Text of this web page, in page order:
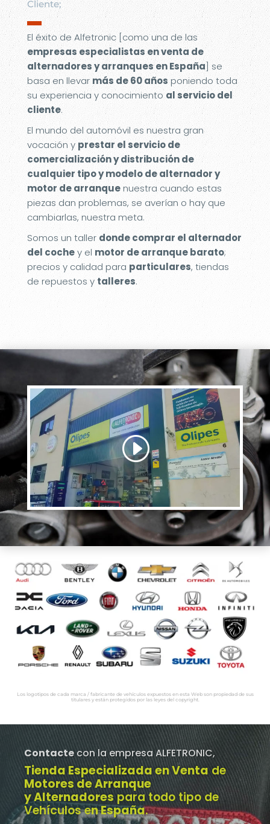
Cliente;
▬
El éxito de Alfetronic [como una de las
empresas especialistas en venta de
alternadores y arranques en España] se
basa en llevarmás de 60 añosponiendo toda
su experiencia y conocimiento al servicio del
cliente.
El mundo del automóvil es nuestra gran
vocación yprestar el servicio de
comercialización y distribución de
cualquier tipo y modelo de alternador y
motor de arranquenuestra cuando estas
piezas dan problemas, se averían o hay que
cambiarlas, nuestra meta.
Somos un taller donde comprar el alternador
del cochey el motor de arranque barato;
precios y calidad para particulares, tiendas
de repuestos y talleres.
Los logotipos de cada marca / fabricante de vehículos expuestos en esta Web son propiedad de sus
titulares y están protegidos por las leyes del copyright.
Contacte con la empresa ALFETRONIC,
Tienda Especializada en Venta de
Motores de Arranque
y Alternadores para todo tipo de
Vehículos en España.